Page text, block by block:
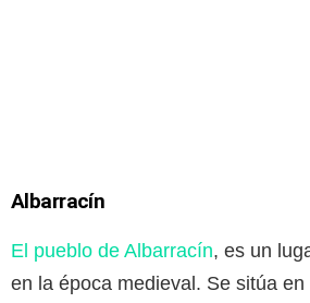
Albarracín
El pueblo de Albarracín, es un
en la época medieval. Se sitúa